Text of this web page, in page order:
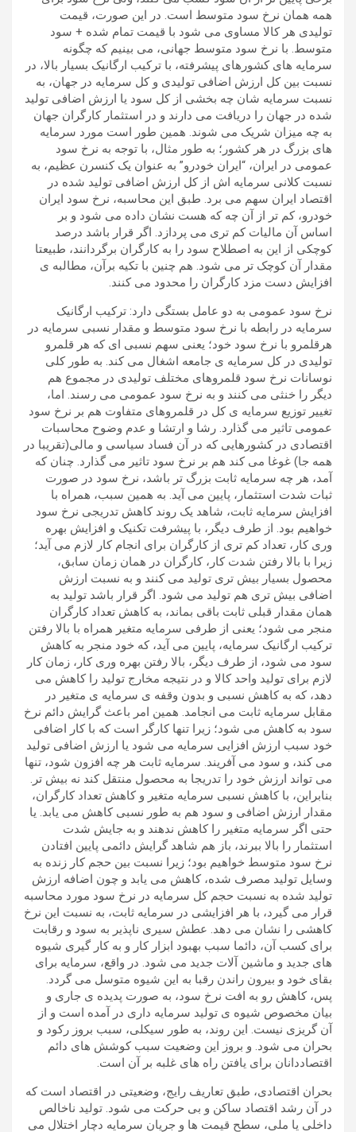
همه همان نرخ سود متوسط است. در این صورت، قیمت
تولیدی هر کالا مساوی می شود با قیمت تمام شده + سود
متوسط. با نرخ سود متوسط جهانی، می بینیم که چگونه
سرمایه های کشورهای پیشرفته، با ترکیب ارگانیک بسیار بالا، در
نسبت بین کل ارزش اضافی تولیدی و کل سرمایه در جهان، به
نسبت سرمایه شان چه بخشی از کل سود یا ارزش اضافی تولید
شده در جهان را دریافت می دارند و در استثمار کارگران جهان
به چه میزان شریک می شوند. همین طور است مورد سرمایه
های بزرگ در هر کشور؛ به طور مثال، با توجه به نرخ سود
عمومی در ایران، “ایران خودرو” به عنوان یک کنسرن عظیم، به
نسبت کلانی سرمایه اش از کل ارزش اضافی تولید شده در
اقتصاد ایران سهم می برد. طبق این محاسبه، نرخ سود ایران
خودرو، کم تر از آن چه که هست نشان داده می شود و بر
اساس آن مالیات کم تری می پردازد. اگر قرار باشد درصد
کوچکی از این به اصطلاح سود را به کارگران برگردانند، طبیعتا
مقدار آن کوچک تر می شود. هم چنین با تکیه برآن، مطالبه ی
افزایش دست مزد کارگران را محدود می کنند.
نرخ سود عمومی به دو عامل بستگی دارد: ترکیب ارگانیک
سرمایه در رابطه با نرخ سود متوسط و مقدار نسبی سرمایه در
هرقلمرو با نرخ سود خود؛ یعنی سهم نسبی ای که هر قلمرو
تولیدی در کل سرمایه ی جامعه اشغال می کند. به طور کلی
نوسانات نرخ سود قلمروهای مختلف تولیدی در مجموع هم
دیگر را خنثی می کنند و به نرخ سود عمومی می رسند. اما،
تغییر توزیع سرمایه ی کل در قلمروهای متفاوت هم بر نرخ سود
عمومی تاثیر می گذارد. رشا و ارتشا و عدم وضوح محاسبات
اقتصادی در کشورهایی که در آن فساد سیاسی و مالی(تقریبا در
همه جا) غوغا می کند هم بر نرخ سود تاثیر می گذارد. چنان که
آمد، هر چه سرمایه ثابت بزرگ تر باشد، نرخ سود در صورت
ثبات شدت استثمار، پایین می آید. به همین سبب، همراه با
افزایش سرمایه ثابت، شاهد یک روند کاهش تدریجی نرخ سود
خواهیم بود. از طرف دیگر، با پیشرفت تکنیک و افزایش بهره
وری کار، تعداد کم تری از کارگران برای انجام کار لازم می آید؛
زیرا با بالا رفتن شدت کار، کارگران در همان زمان سابق،
محصول بسیار بیش تری تولید می کنند و به نسبت ارزش
اضافی بیش تری هم تولید می شود. اگر قرار باشد تولید به
همان مقدار قبلی ثابت باقی بماند، به کاهش تعداد کارگران
منجر می شود؛ یعنی از طرفی سرمایه متغیر همراه با بالا رفتن
ترکیب ارگانیک سرمایه، پایین می آید، که خود منجر به کاهش
سود می شود، از طرف دیگر، بالا رفتن بهره وری کار، زمان کار
لازم برای تولید واحد کالا و در نتیجه مخارج تولید را کاهش می
دهد، که به کاهش نسبی و بدون وقفه ی سرمایه ی متغیر در
مقابل سرمایه ثابت می انجامد. همین امر باعث گرایش دائم نرخ
سود به کاهش می شود؛ زیرا تنها کارگر است که با کار اضافی
خود سبب ارزش افزایی سرمایه می شود یا ارزش اضافی تولید
می کند، و سود می آفریند. سرمایه ثابت هر چه افزون شود، تنها
می تواند ارزش خود را تدریجا به محصول منتقل کند نه بیش تر.
بنابراین، با کاهش نسبی سرمایه متغیر و کاهش تعداد کارگران،
مقدار ارزش اضافی و سود هم به طور نسبی کاهش می یابد. یا
حتی اگر سرمایه متغیر را کاهش ندهند و به جایش شدت
استثمار را بالا ببرند، باز هم شاهد گرایش دائمی پایین افتادن
نرخ سود متوسط خواهیم بود؛ زیرا نسبت بین حجم کار زنده به
وسایل تولید مصرف شده، کاهش می یابد و چون اضافه ارزش
تولید شده به نسبت حجم کل سرمایه در نرخ سود مورد محاسبه
قرار می گیرد، با هر افزایشی در سرمایه ثابت، به نسبت این نرخ
کاهشی را نشان می دهد. عطش سیری ناپذیر به سود و رقابت
برای کسب آن، دائما سبب بهبود ابزار کار و به کار گیری شیوه
های جدید و ماشین آلات جدید می شود. در واقع، سرمایه برای
بقای خود و بیرون راندن رقبا به این شیوه متوسل می گردد.
پس، کاهش رو به افت نرخ سود، به صورت پدیده ی جاری و
بیان مخصوص شیوه ی تولید سرمایه داری در آمده است و از
آن گریزی نیست. این روند، به طور سیکلی، سبب بروز رکود و
بحران می شود. و بروز این وضعیت سبب کوشش های دائم
اقتصاددانان برای یافتن راه های غلبه بر آن است.
بحران اقتصادی، طبق تعاریف رایج، وضعیتی در اقتصاد است که
در آن رشد اقتصاد ساکن و بی حرکت می شود. تولید ناخالص
داخلی یا ملی، سطح قیمت ها و جریان سرمایه دچار اختلال می